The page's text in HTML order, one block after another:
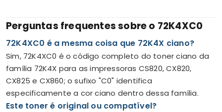
Perguntas frequentes sobre o 72K4XC0
72K4XC0 é a mesma coisa que 72K4X ciano?
Sim, 72K4XC0 é o código completo do toner ciano da
família 72K4X para as impressoras CS820, CX820,
CX825 e CX860; o sufixo "C0" identifica
especificamente a cor ciano dentro dessa família.
Este toner é original ou compatível?